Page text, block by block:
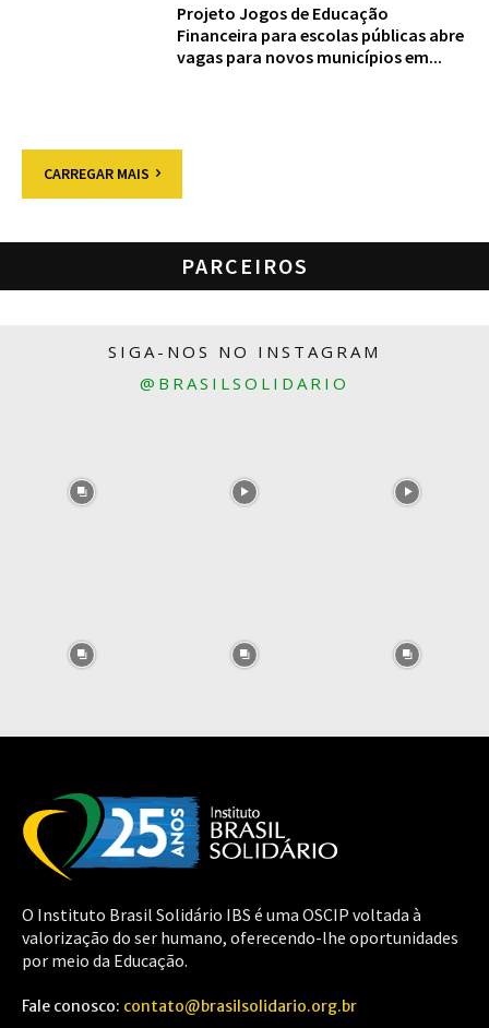
Projeto Jogos de Educação
Financeira para escolas públicas abre
vagas para novos municípios em...
CARREGAR MAIS
PARCEIROS
SIGA-NOS NO INSTAGRAM
@BRASILSOLIDARIO
O Instituto Brasil Solidário IBS é uma OSCIP voltada à
valorização do ser humano, oferecendo-lhe oportunidades
por meio da Educação.
Fale conosco: contato@brasilsolidario.org.br